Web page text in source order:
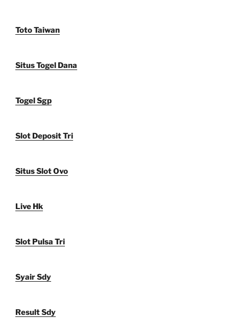
Toto Taiwan
Situs Togel Dana
Togel Sgp
Slot Deposit Tri
Situs Slot Ovo
Live Hk
Slot Pulsa Tri
Syair Sdy
Result Sdy